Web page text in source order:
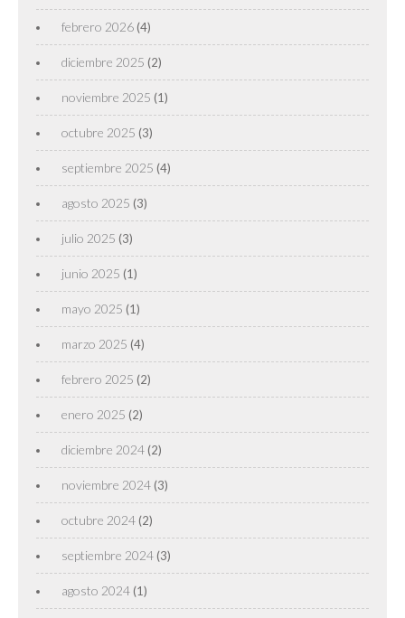
febrero 2026 (4)
diciembre 2025 (2)
noviembre 2025 (1)
octubre 2025 (3)
septiembre 2025 (4)
agosto 2025 (3)
julio 2025 (3)
junio 2025 (1)
mayo 2025 (1)
marzo 2025 (4)
febrero 2025 (2)
enero 2025 (2)
diciembre 2024 (2)
noviembre 2024 (3)
octubre 2024 (2)
septiembre 2024 (3)
agosto 2024 (1)